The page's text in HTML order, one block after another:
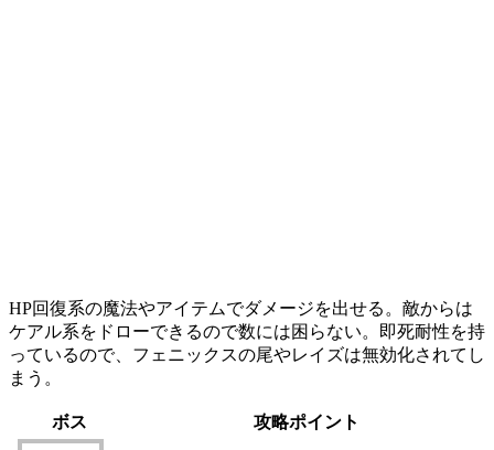
HP回復系の魔法やアイテムでダメージを出せる。敵からは
ケアル系をドローできるので数には困らない。
即死耐性を持
っているので、フェニックスの尾やレイズは無効化されてし
まう。
ボス 攻略ポイント